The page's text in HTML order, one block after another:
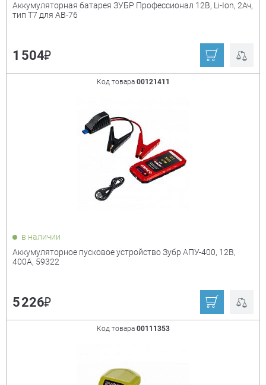
Champion
Зубр
12 В
1,5 А*ч
4 А*ч
Аккумуляторная батарея ЗУБР Профессионал 12В, Li-Ion, 2Ач,
тип T7 для АВ-76
1 504₽
Код товара 00121411
в наличии
Аккумуляторное пусковое устройство Зубр АПУ-400, 12В,
400А, 59322
5 226₽
Код товара 00111353